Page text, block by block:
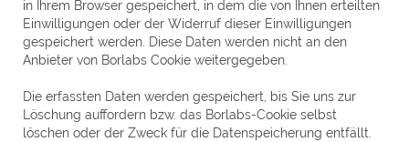
in Ihrem Browser gespeichert, in dem die von Ihnen erteilten
Einwilligungen oder der Widerruf dieser Einwilligungen
gespeichert werden. Diese Daten werden nicht an den
Anbieter von Borlabs Cookie weitergegeben.
Die erfassten Daten werden gespeichert, bis Sie uns zur
Löschung auffordern bzw. das Borlabs-Cookie selbst
löschen oder der Zweck für die Datenspeicherung entfällt.